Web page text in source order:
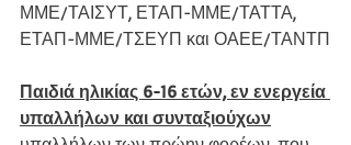
ΜΜΕ/ΤΑΙΣΥΤ, ΕΤΑΠ-ΜΜΕ/ΤΑΤΤΑ,
ΕΤΑΠ-ΜΜΕ/ΤΣΕΥΠ και ΟΑΕΕ/ΤΑΝΤΠ
Παιδιά ηλικίας 6-16 ετών, εν ενεργεία
υπαλλήλων και συνταξιούχων